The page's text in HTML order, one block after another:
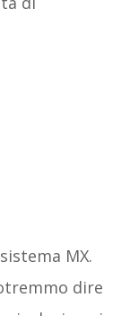
MX.
dire